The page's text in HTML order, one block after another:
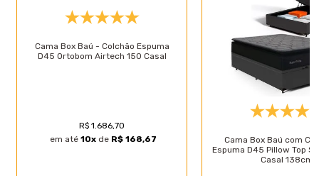
Prazo de garantia do produto
Cama Box Baú - Colchão Espuma
D45 Ortobom Airtech 150 Casal
R$ 1.686,70
em até10x de R$ 168,67
Cama Box Baú com
Espuma D45 Pillow Top
Casal 138cm